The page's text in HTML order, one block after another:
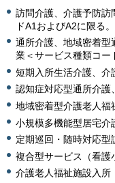
訪問介護、介護予防訪
ドA1およびA2に限る
通所介護、地域密着型
業＜サービス種類コー
短期入所生活介護、介
認知症対応型通所介護
地域密着型介護老人福
小規模多機能型居宅介
定期巡回・随時対応型
複合型サービス（看護
介護老人福祉施設入所